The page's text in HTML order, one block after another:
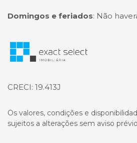
Domingos e feriados: Não
Página inicial
CRECI: 19.413J
Os valores, condições e
sujeitos a alterações sem aviso